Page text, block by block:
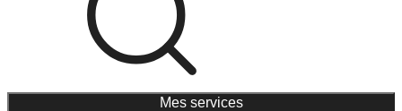
Mes services